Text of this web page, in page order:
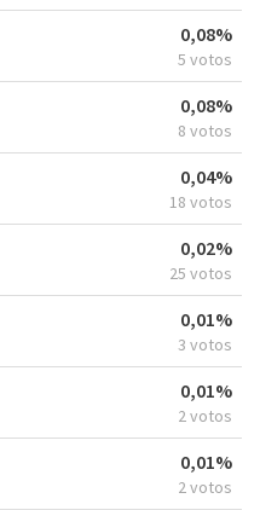
0,08%
5 votos
0,08%
8 votos
0,04%
18 votos
0,02%
25 votos
0,01%
3 votos
0,01%
2 votos
0,01%
2 votos